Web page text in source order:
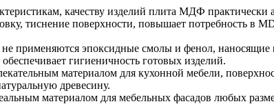
качеству изделий плита МДФ практически
тиснение поверхности, повышает потребность в
не применяются эпоксидные смолы и фенол,
гигиеничность готовых изделий.
материалом для кухонной мебели,
древесину.
материалом для мебельных фасадов любых